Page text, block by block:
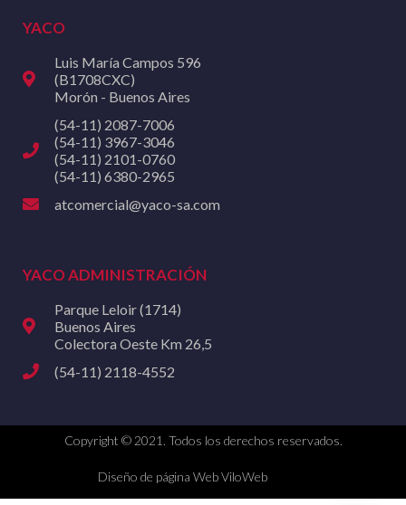
YACO
Luis María Campos 596
(B1708CXC)
Morón - Buenos Aires
(54-11) 2087-7006
(54-11) 3967-3046
(54-11) 2101-0760
(54-11) 6380-2965
atcomercial@yaco-sa.com
YACO ADMINISTRACIÓN
Parque Leloir (1714)
Buenos Aires
Colectora Oeste Km 26,5
(54-11) 2118-4552
Copyright © 2021. Todos los derechos reservados.
Diseño de página Web ViloWeb